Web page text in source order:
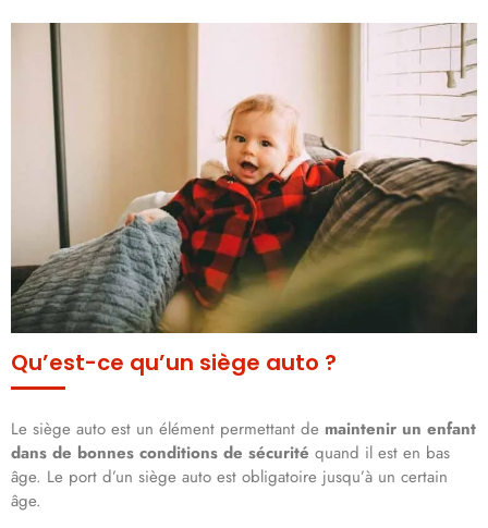
Qu’est-ce qu’un siège auto ?
Le siège auto est un élément permettant de maintenir un enfant
dans de bonnes conditions de sécurité quand il est en bas
âge. Le port d’un siège auto est obligatoire jusqu’à un certain
âge.